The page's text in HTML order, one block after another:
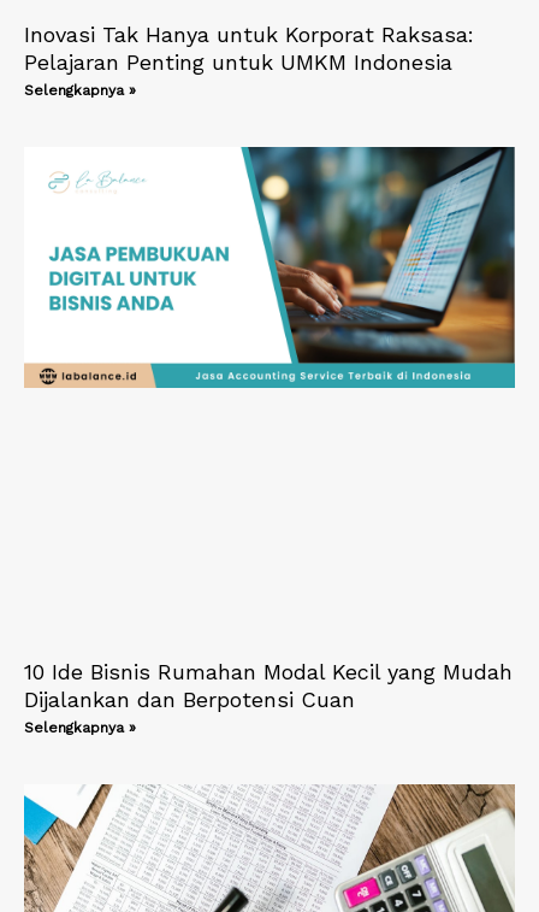
Inovasi Tak Hanya untuk Korporat Raksasa:
Pelajaran Penting untuk UMKM Indonesia
Selengkapnya »
10 Ide Bisnis Rumahan Modal Kecil yang Mudah
Dijalankan dan Berpotensi Cuan
Selengkapnya »